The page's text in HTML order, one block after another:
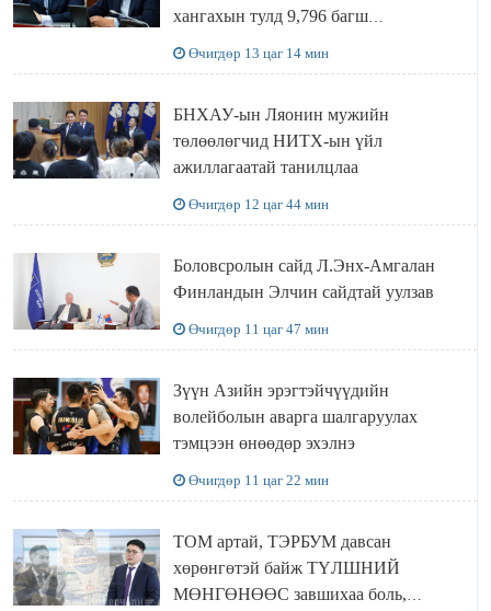
хангахын тулд 9,796 багш
Өчигдөр 13 цаг 14 мин
БНХАУ-ын Ляонин мужийн
төлөөлөгчид НИТХ-ын үйл
ажиллагаатай танилцлаа
Өчигдөр 12 цаг 44 мин
Боловсролын сайд Л.Энх-Амгалан
Финландын Элчин сайдтай уулзав
Өчигдөр 11 цаг 47 мин
Зүүн Азийн эрэгтэйчүүдийн
волейболын аварга шалгаруулах
тэмцээн өнөөдөр эхэлнэ
Өчигдөр 11 цаг 22 мин
ТОМ артай, ТЭРБУМ давсан
хөрөнгөтэй байж ТҮЛШНИЙ
МӨНГӨНӨӨС завшихаа боль,